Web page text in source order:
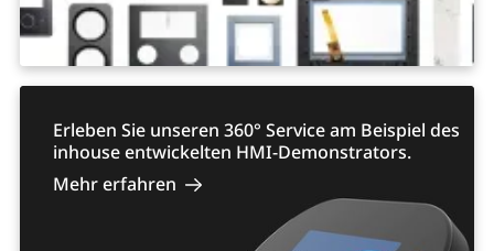
Erleben Sie unseren 360° Service am Beispiel des
inhouse entwickelten HMI-Demonstrators.
Mehr erfahren